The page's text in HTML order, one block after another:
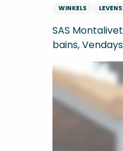
WINKELS
SAS
bains,